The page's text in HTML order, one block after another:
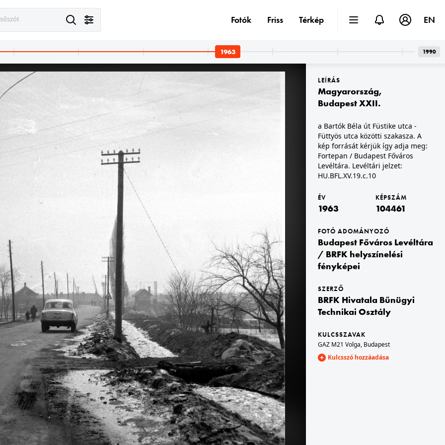
VIII.
adja meg: Fortepan / Budapest Főváros Levéltára. Levéltári jelzet: HU.BFL.XV.19.c.10
1963 · Budapest II.
Lövőház utca 3. A kép forrását kérjük így adja meg: Fortepan / Budapest Főváros Levéltára. Levéltári jelzet: HU.BFL.XV.19.c.10
1963 · Budapest II.
1963 · Budapest XXI. · Csepeli Szabadkikötő
A kép forrását kérjük így adja meg: Fortepan / Budapest Főváros Levéltára. Levéltári jelzet: HU.BFL.XV.19.c.10
Főváros Levéltára. Levéltári jelzet: HU.BFL.XV.19.c.10
1963 · Budapest XIII.
Szabolcs utca a Dózsa György út saroktól a Lőportár utca felé nézve. A kép forrását kérjük így adja meg: Fortepan / Budapest Főváros Levéltára. Levéltári jelzet: HU.BFL.XV.19.c.10
1963 · Magyarország
A kép forrását kérjük így adja meg: Fortepan / Budapest Főváros Levéltára. Levéltári jelzet: HU.BFL.XV.19.c.10
1963 · Budapest V.
Károly (Tanács) körút 12., "Júlia" Ruházati Bolt. A kép forrását kérjük így adja meg: Fortepan / Budapest Főváros Levéltára. Levéltári jelzet: HU.BFL.XV.19.c.10
Főváros Levéltára. Levéltári jelzet: HU.BFL.XV.19.c.10
18
Korhatáros tartalom
Megtekintés
1963
Ehhez a felvételhez - az ábrázolt téma miatt - a szerkesztők nem készítenek képfeliratot. A kép forrását kérjük így adja meg: Fortepan / Budapest Főváros Levéltára. Levéltári jelzet: HU.BFL.XV.19.c.10
18
Korhatáros tartalom
Megtekintés
1963
Ehhez a felvételhez - az ábrázolt téma miatt - a szerkesztők nem készítenek képfeliratot. A kép forrását kérjük így adja meg: Fortepan / Budapest Főváros Levéltára. Levéltári jelzet: HU.BFL.XV.19.c.10
1963 · Magyarország
A kép forrását kérjük így adja meg: Fortepan / Budapest Főváros Levéltára. Levéltári jelzet: HU.BFL.XV.19.c.10
LEÍRÁS
Magyarország,
Budapest XXII.
a Bartók Béla út Füstike utca -
Füttyös utca közötti szakasza. A
kép forrását kérjük így adja meg:
Fortepan / Budapest Főváros
Levéltára. Levéltári jelzet:
HU.BFL.XV.19.c.10
ÉV
1963
KÉPSZÁM
104461
FOTÓ ADOMÁNYOZÓ
Budapest Főváros Levéltára
/ BRFK helyszínelési
fényképei
SZERZŐ
BRFK Hivatala Bűnügyi
Technikai Osztály
KULCSSZAVAK
GAZ M21 Volga, Budapest
Kulcsszó hozzáadása
Fotók Friss Térkép EN
1990
1963